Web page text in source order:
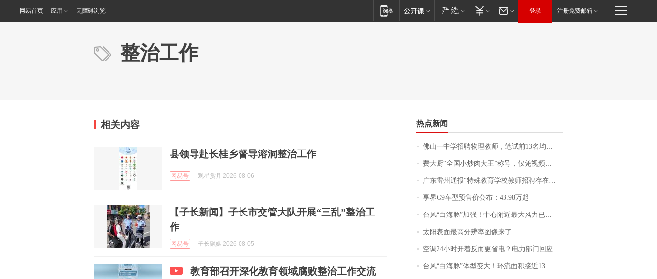
网易首页 应用 无障碍浏览 登录 注册免费邮箱
整治工作
相关内容
县领导赴长桂乡督导溶洞整治工作
网易号 观星赏月 2026-08-06
【子长新闻】子长市交管大队开展“三乱”整治工
作
网易号 子长融媒 2026-08-05
教育部召开深化教育领域腐败整治工作交流
热点新闻
佛山一中学招聘物理教师，笔试前13名均遭淘汰？教育局：已叫停招聘，成立调查组全面核查
费大厨“全国小炒肉大王”称号，仅凭视频评出？中国烹饪协会回应
广东雷州通报“特殊教育学校教师招聘存在违规行为”：已启动问责程序 副校长被停职
享界G9车型预售价公布：43.98万起
台风“白海豚”加强！中心附近最大风力已达15级 最新研判
太阳表面最高分辨率图像来了
空调24小时开着反而更省电？电力部门回应
台风“白海豚”体型变大！环流面积接近13个浙江那么大